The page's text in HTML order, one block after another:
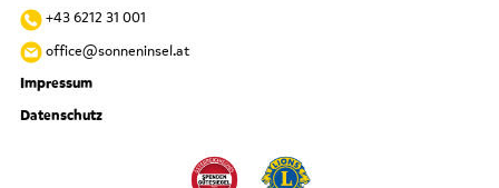
+43 6212 31 001
office@sonneninsel.at
Impressum
Datenschutz